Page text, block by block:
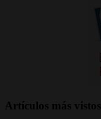
Artículos más vistos